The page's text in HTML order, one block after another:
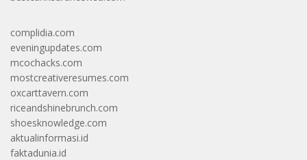
complidia.com
eveningupdates.com
mcochacks.com
mostcreativeresumes.com
oxcarttavern.com
riceandshinebrunch.com
shoesknowledge.com
aktualinformasi.id
faktadunia.id